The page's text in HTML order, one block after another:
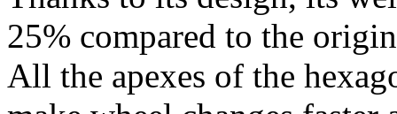
25% compared to the
All the apexes of the